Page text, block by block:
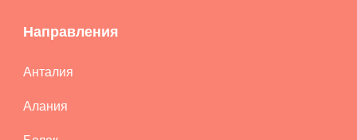
Направления
Анталия
Алания